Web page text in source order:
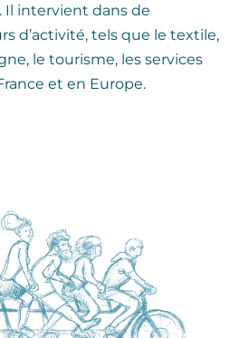
Il intervient dans de
d’activité, tels que le textile,
le tourisme, les services
et en Europe.